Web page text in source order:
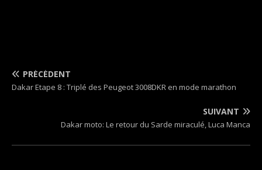
PRÉCÉDENT
Dakar Etape 8 : Triplé des Peugeot 3008DKR en mode marathon
SUIVANT
Dakar moto: Le retour du Sarde miraculé, Luca Manca